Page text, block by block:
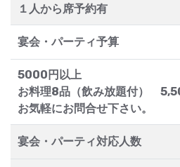
１人から席予約有
宴会・パーティ予算
5000円以上
お料理8品（飲み放題付）
お気軽にお問合せ下さい。
宴会・パーティ対応人数